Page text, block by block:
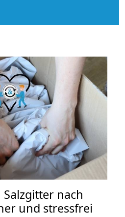
Salzgitter nach
und stressfrei